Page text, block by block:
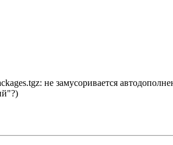
не замусоривается